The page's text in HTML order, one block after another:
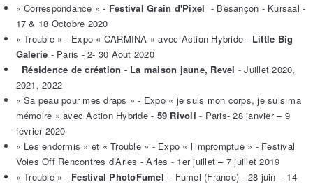
« Correspondance » - Festival Grain d'Pixel - Besançon - Kursaal -
17 & 18 Octobre 2020
« Trouble » - Expo « CARMINA » avec Action Hybride - Little Big
Galerie - Paris - 2- 30 Aout 2020
Résidence de création - La maison jaune, Revel - Juillet 2020,
2021, 2022
« Sa peau pour mes draps » - Expo « je suis mon corps, je suis ma
mémoire » avec Action Hybride - 59 Rivoli - Paris- 28 janvier – 9
février 2020
« Les endormis » et « Trouble » - Expo « l’impromptue » - Festival
Voies Off Rencontres d’Arles - Arles - 1er juillet – 7 juillet 2019
« Trouble » -Festival PhotoFumel – Fumel (France) - 28 juin – 14